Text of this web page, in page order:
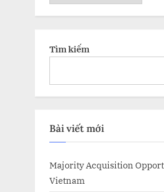
trữ
Tìm kiếm
Bài viết mới
Majority Acquisition
Vietnam